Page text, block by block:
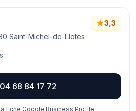
Saint-Michel-de-Llotes
3,3
04 68 84 17 72
fiche Google Business Profile.